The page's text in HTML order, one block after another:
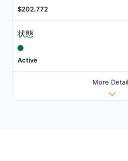
$202.772
状態
Active
More